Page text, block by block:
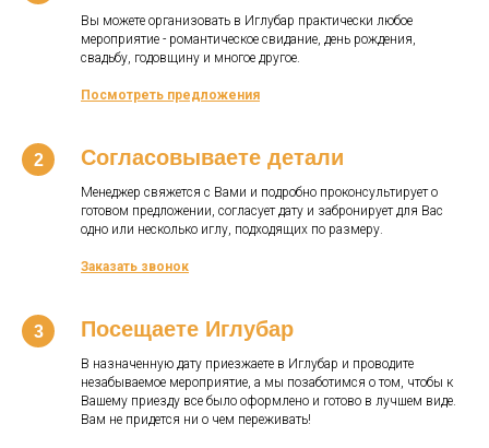
Вы можете организовать в Иглубар практически любое
мероприятие - романтическое свидание, день рождения,
свадьбу, годовщину и многое другое.
Посмотреть предложения
Согласовываете детали
Менеджер свяжется с Вами и подробно проконсультирует о
готовом предложении, согласует дату и забронирует для Вас
одно или несколько иглу, подходящих по размеру.
Заказать звонок
Посещаете Иглубар
В назначенную дату приезжаете в Иглубар и проводите
незабываемое мероприятие, а мы позаботимся о том, чтобы к
Вашему приезду все было оформлено и готово в лучшем виде.
Вам не придется ни о чем переживать!